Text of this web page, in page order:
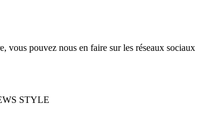
vous pouvez nous en faire sur les réseaux sociaux
STYLE